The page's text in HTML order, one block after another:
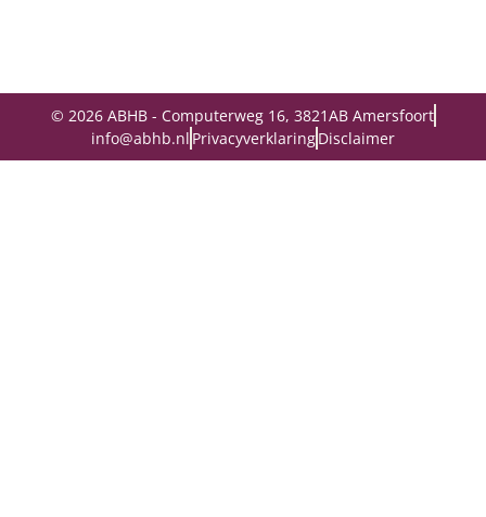
© 2026 ABHB - Computerweg 16, 3821AB Amersfoort
info@abhb.nl PrivacyverklaringDisclaimer